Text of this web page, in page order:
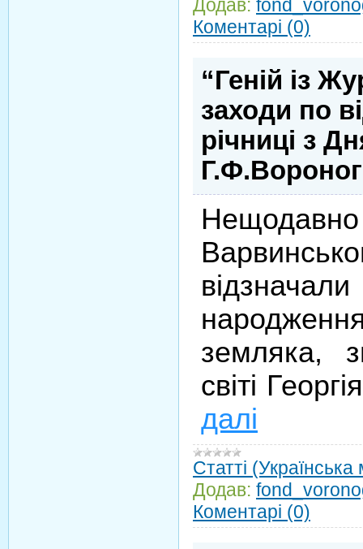
Додав:
Коментарі (0)
“Геній із
заходи по
річниці з
земляка,
світі
далі
Статті
Додав:
Коментарі (0)